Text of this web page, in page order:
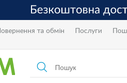
та обмін Послуги